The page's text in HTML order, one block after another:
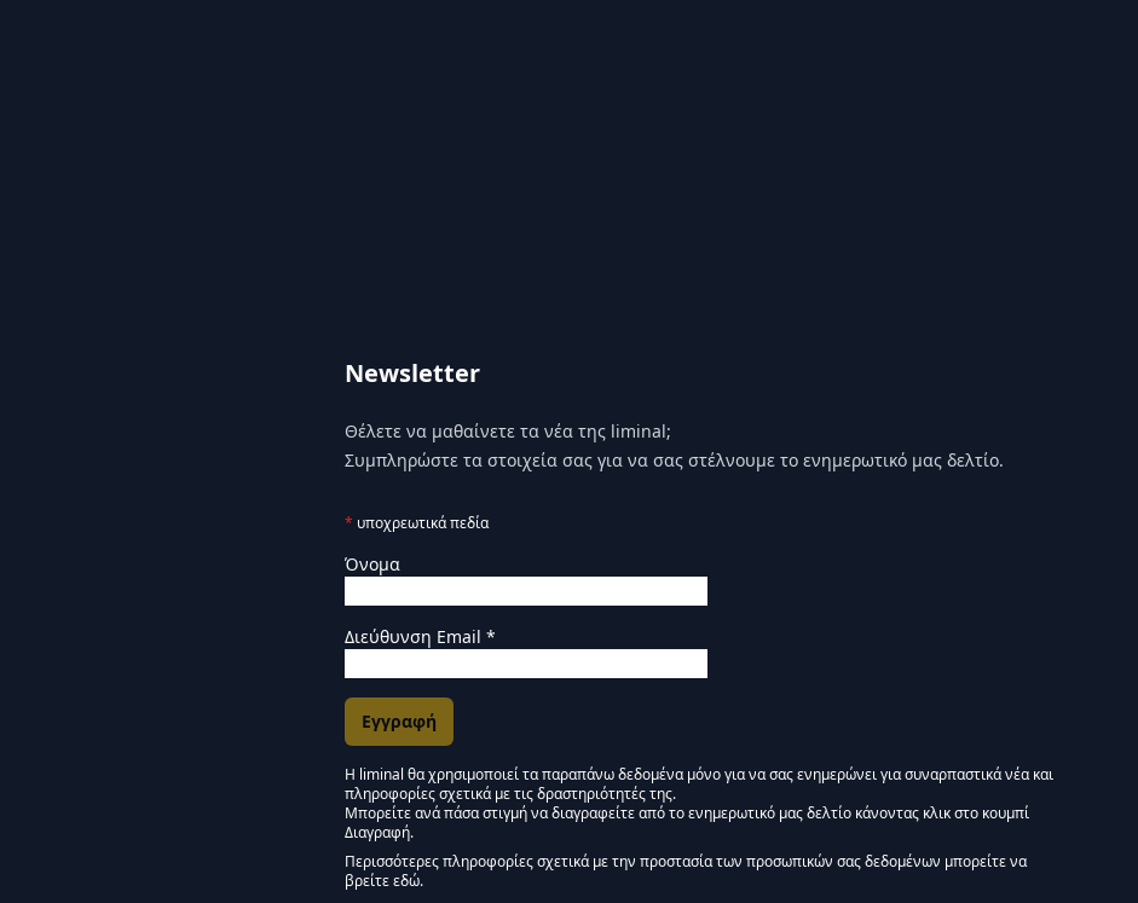
Newsletter
Θέλετε να μαθαίνετε τα νέα της liminal;
Συμπληρώστε τα στοιχεία σας για να σας στέλνουμε το ενημερωτικό μας δελτίο.
* υποχρεωτικά πεδία
Όνομα
Διεύθυνση Email *
Εγκρίσεις Μάρκετινγκ
Η liminal θα χρησιμοποιεί τα παραπάνω δεδομένα μόνο για να σας ενημερώνει για συναρπαστικά νέα και
πληροφορίες σχετικά με τις δραστηριότητές της.
Μείνετε συντονισμένοι - Ενημερωτικό δελτίο Liminal :)
Μπορείτε ανά πάσα στιγμή να διαγραφείτε από το ενημερωτικό μας δελτίο κάνοντας κλικ στο κουμπί
Διαγραφή.
Περισσότερες πληροφορίες σχετικά με την προστασία των προσωπικών σας δεδομένων μπορείτε να
βρείτε εδώ.